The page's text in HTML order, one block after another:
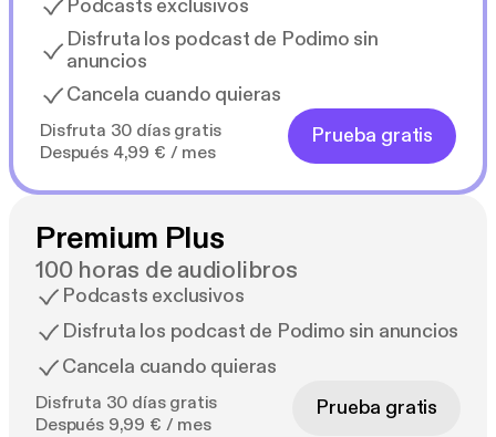
Podcasts exclusivos
Disfruta los podcast de Podimo sin
anuncios
Cancela cuando quieras
Disfruta 30 días gratis
Después 4,99 € / mes
Prueba gratis
Premium Plus
100 horas de audiolibros
Podcasts exclusivos
Disfruta los podcast de Podimo sin anuncios
Cancela cuando quieras
Disfruta 30 días gratis
Después 9,99 € / mes
Prueba gratis